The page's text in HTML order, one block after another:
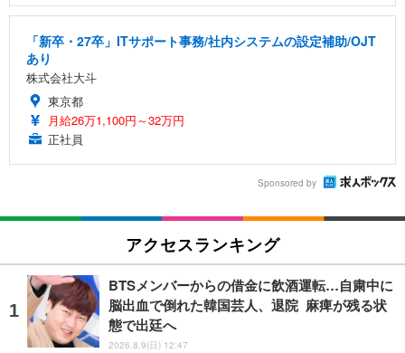
「新卒・27卒」ITサポート事務/社内システムの設定補助/OJT
あり
株式会社大斗
東京都
月給26万1,100円～32万円
正社員
Sponsored by
アクセスランキング
BTSメンバーからの借金に飲酒運転…自粛中に
脳出血で倒れた韓国芸人、退院 麻痺が残る状
態で出廷へ
2026.8.9(日) 12:47